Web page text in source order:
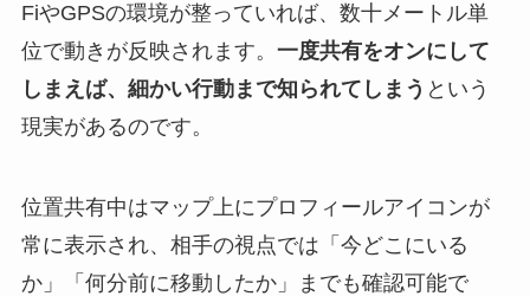
FiやGPSの環境が整っていれば、数十メートル単
位で動きが反映されます。 一度共有をオンにして
しまえば、細かい行動まで知られてしまう という
現実があるのです。
位置共有中はマップ上にプロフィールアイコンが
常に表示され、相手の視点では「今どこにいる
か」「何分前に移動したか」までも確認可能で